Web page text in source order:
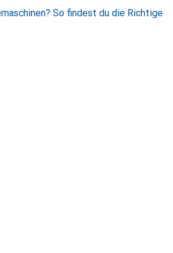
So findest du die Richtige